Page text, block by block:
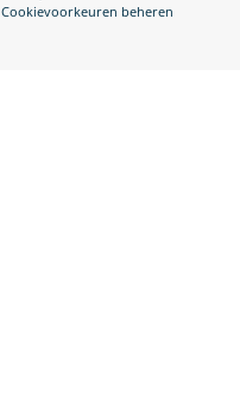
Cookievoorkeuren beheren